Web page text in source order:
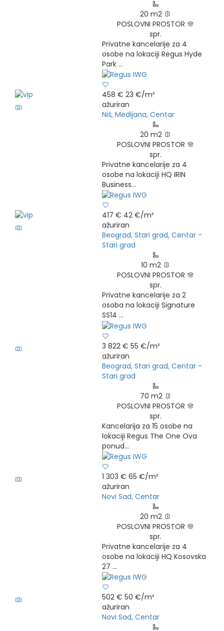
20 m2
POSLOVNI PROSTOR
spr.
Privatne kancelarije za 4
osobe na lokaciji Regus Hyde
Park ...
458 € 23 €/m²
ažuriran
Niš, Medijana, Centar
20 m2
POSLOVNI PROSTOR
spr.
Privatne kancelarije za 4
osobe na lokaciji HQ IRIN
Business...
417 € 42 €/m²
ažuriran
Beograd, Stari grad, Centar -
Stari grad
10 m2
POSLOVNI PROSTOR
spr.
Privatne kancelarije za 2
osoba na lokaciji Signature
SS14 ...
3 822 € 55 €/m²
ažuriran
Beograd, Stari grad, Centar -
Stari grad
70 m2
POSLOVNI PROSTOR
spr.
Kancelarija za 15 osobe na
lokaciji Regus The One Ova
ponud...
1 303 € 65 €/m²
ažuriran
Novi Sad, Centar
20 m2
POSLOVNI PROSTOR
spr.
Privatne kancelarije za 4
osobe na lokaciji HQ Kosovska
27 ...
502 € 50 €/m²
ažuriran
Novi Sad, Centar